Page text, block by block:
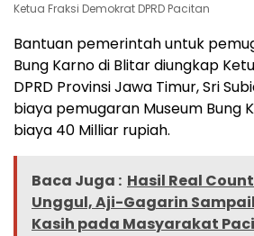
Ketua Fraksi Demokrat DPRD Pacitan
Bantuan pemerintah untuk
Bung Karno di Blitar diungkap
DPRD Provinsi Jawa Timur, Sri
biaya pemugaran Museum Bung
biaya 40 Milliar rupiah.
Baca Juga : Hasil Real
Unggul, Aji-Gagarin
Kasih pada Masyarakat